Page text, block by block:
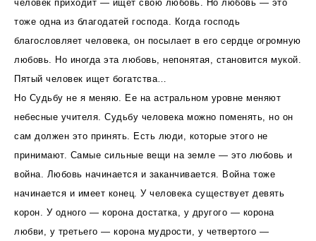
человек приходит — ищет свою любовь. Но любовь — это
тоже одна из благодатей господа. Когда господь
благословляет человека, он посылает в его сердце огромную
любовь. Но иногда эта любовь, непонятая, становится мукой.
Пятый человек ищет богатства…
Но Судьбу не я меняю. Ее на астральном уровне меняют
небесные учителя. Судьбу человека можно поменять, но он
сам должен это принять. Есть люди, которые этого не
принимают. Самые сильные вещи на земле — это любовь и
война. Любовь начинается и заканчивается. Война тоже
начинается и имеет конец. У человека существует девять
корон. У одного — корона достатка, у другого — корона
любви, у третьего — корона мудрости, у четвертого —